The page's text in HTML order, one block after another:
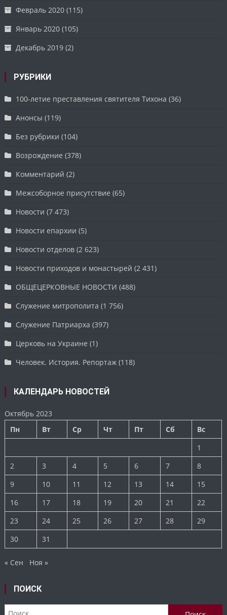
Февраль 2020 (115)
Январь 2020 (105)
Декабрь 2019 (2)
РУБРИКИ
100-летие преставления святителя Тихона (36)
Анонсы (119)
Без рубрики (104)
Возрождение (378)
Комментарий (2)
Межсоборное присутствие (65)
Новости (7 473)
Новости епархии (5)
Новости отделов (2 623)
Новости приходов и монастырей (2 431)
ОБЩЕЦЕРКОВНЫЕ НОВОСТИ (488)
Служение митрополита (1 756)
Служение Патриарха (397)
Церковь на Украине (1)
Человек. История. Репортаж (118)
КАЛЕНДАРЬ НОВОСТЕЙ
Октябрь 2023
Пн
Вт Ср Чт Пт Сб
Вс
1
2
3 4 5 6 7
8
9
10 11 12 13 14
15
16
17 18 19 20 21
22
23
24 25 26 27 28
29
30
31
« Сен Ноя »
ПОИСК
Найти: